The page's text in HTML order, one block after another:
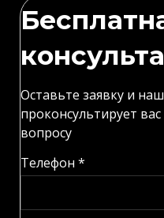
Оставьте заявку и
проконсультирует
вопросу
Телефон *